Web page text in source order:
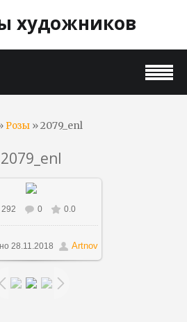
художников
Розы » 2079_enl
2079_enl
В реальном размере
/ 36.3Kb
292 0 0.0
28.11.2018 Artnov